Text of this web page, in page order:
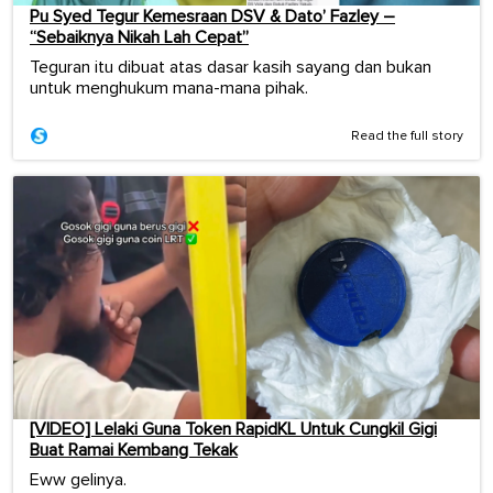
Pu Syed Tegur Kemesraan DSV & Dato’ Fazley –
“Sebaiknya Nikah Lah Cepat”
Teguran itu dibuat atas dasar kasih sayang dan bukan
untuk menghukum mana-mana pihak.
Read the full story
[VIDEO] Lelaki Guna Token RapidKL Untuk Cungkil Gigi
Buat Ramai Kembang Tekak
Eww gelinya.